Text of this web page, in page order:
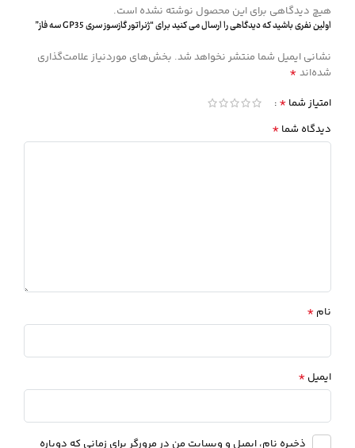
هیچ دیدگاهی برای این محصول نوشته نشده است.
اولین نفری باشید که دیدگاهی را ارسال می کنید برای “ژنراتور گازسوز سری GP35 سه فاز”
نشانی ایمیل شما منتشر نخواهد شد. بخش‌های موردنیاز علامت‌گذاری
شده‌اند *
امتیاز شما *
دیدگاه شما *
نام *
ایمیل *
ذخیره نام، ایمیل و وبسایت من در مرورگر برای زمانی که دوباره